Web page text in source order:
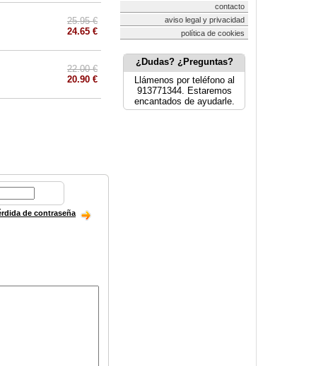
25.95 €
24.65 €
22.00 €
20.90 €
de contraseña
contacto
aviso legal y privacidad
política de cookies
¿Dudas? ¿Preguntas?
Llámenos por teléfono al
913771344. Estaremos
encantados de ayudarle.